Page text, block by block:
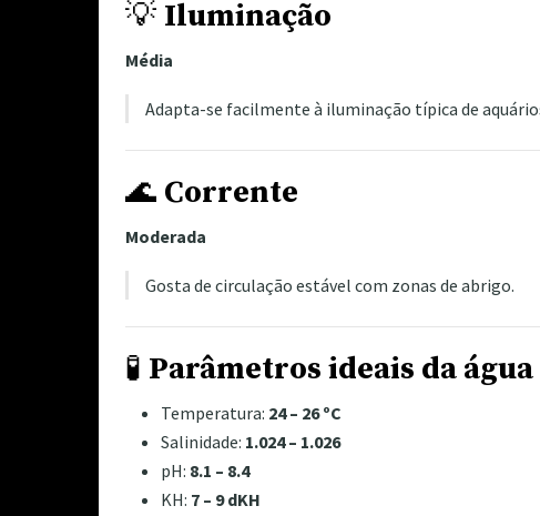
💡 Iluminação
Média
Adapta-se facilmente à iluminação típica de
🌊 Corrente
Moderada
Gosta de circulação estável com zonas de abrigo.
🧪 Parâmetros ideais da água
Temperatura: 24 – 26 ºC
Salinidade: 1.024 – 1.026
pH: 8.1 – 8.4
KH: 7 – 9 dKH